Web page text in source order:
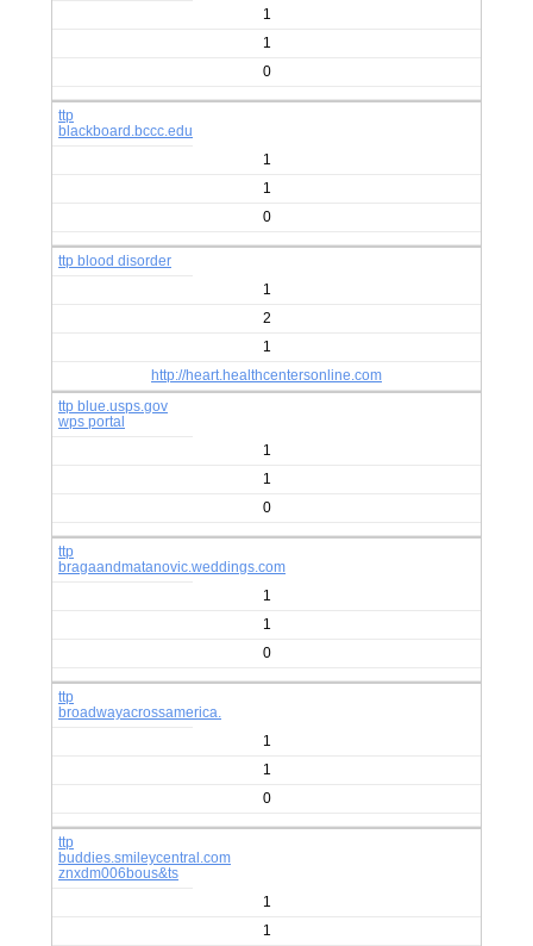
1
1
0
ttp
blackboard.bccc.edu
1
1
0
ttp blood disorder
1
2
1
http://heart.healthcentersonline.com
ttp blue.usps.gov
wps portal
1
1
0
ttp
bragaandmatanovic.weddings.com
1
1
0
ttp
broadwayacrossamerica.
1
1
0
ttp
buddies.smileycentral.com
znxdm006bous&ts
1
1